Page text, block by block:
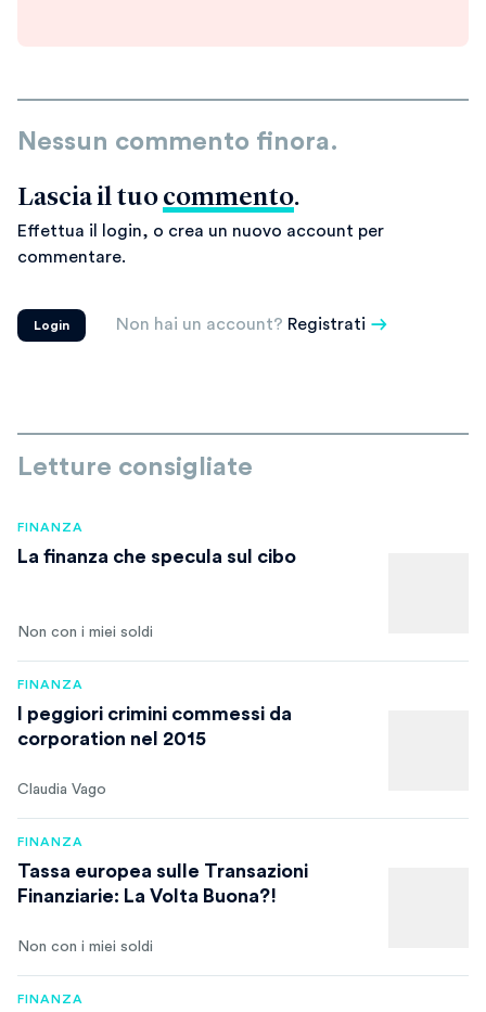
Nessun commento finora.
Lascia il tuo commento.
Effettua il login, o crea un nuovo account per
commentare.
Login Non hai un account? Registrati
Letture consigliate
FINANZA
La finanza che specula sul cibo
Non con i miei soldi
FINANZA
I peggiori crimini commessi da
corporation nel 2015
Claudia Vago
FINANZA
Tassa europea sulle Transazioni
Finanziarie: La Volta Buona?!
Non con i miei soldi
FINANZA